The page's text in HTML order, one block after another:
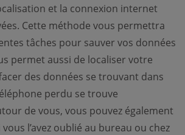
et la connexion internet
Cette méthode vous permettra
tâches pour sauver vos données
permet aussi de localiser votre
des données se trouvant dans
perdu se trouve
de vous, vous pouvez également
l’avez oublié au bureau ou chez